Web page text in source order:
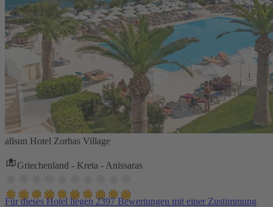
allsun Hotel Zorbas Village
Griechenland - Kreta - Anissaras
Für dieses Hotel liegen 2397 Bewertungen mit einer Zustimmung